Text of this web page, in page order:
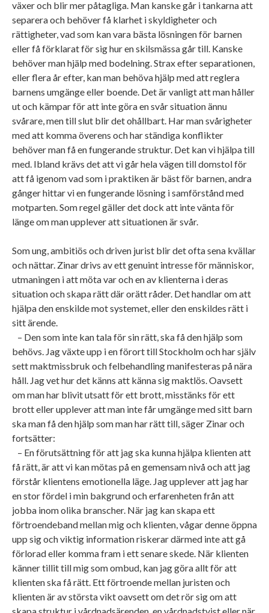
växer och blir mer påtagliga. Man kanske går i tankarna att
separera och behöver få klarhet i skyldigheter och
rättigheter, vad som kan vara bästa lösningen för barnen
eller få förklarat för sig hur en skilsmässa går till. Kanske
behöver man hjälp med bodelning. Strax efter separationen,
eller flera år efter, kan man behöva hjälp med att reglera
barnens umgänge eller boende. Det är vanligt att man håller
ut och kämpar för att inte göra en svår situation ännu
svårare, men till slut blir det ohållbart. Har man svårigheter
med att komma överens och har ständiga konflikter
behöver man få en fungerande struktur. Det kan vi hjälpa till
med. Ibland krävs det att vi går hela vägen till domstol för
att få igenom vad som i praktiken är bäst för barnen, andra
gånger hittar vi en fungerande lösning i samförstånd med
motparten. Som regel gäller det dock att inte vänta för
länge om man upplever att situationen är svår.
Som ung, ambitiös och driven jurist blir det ofta sena kvällar
och nättar. Zinar drivs av ett genuint intresse för människor,
utmaningen i att möta var och en av klienterna i deras
situation och skapa rätt där orätt råder. Det handlar om att
hjälpa den enskilde mot systemet, eller den enskildes rätt i
sitt ärende.
– Den som inte kan tala för sin rätt, ska få den hjälp som
behövs. Jag växte upp i en förort till Stockholm och har själv
sett maktmissbruk och felbehandling manifesteras på nära
håll. Jag vet hur det känns att känna sig maktlös. Oavsett
om man har blivit utsatt för ett brott, misstänks för ett
brott eller upplever att man inte får umgänge med sitt barn
ska man få den hjälp som man har rätt till, säger Zinar och
fortsätter:
– En förutsättning för att jag ska kunna hjälpa klienten att
få rätt, är att vi kan mötas på en gemensam nivå och att jag
förstår klientens emotionella läge. Jag upplever att jag har
en stor fördel i min bakgrund och erfarenheten från att
jobba inom olika branscher. När jag kan skapa ett
förtroendeband mellan mig och klienten, vågar denne öppna
upp sig och viktig information riskerar därmed inte att gå
förlorad eller komma fram i ett senare skede. När klienten
känner tillit till mig som ombud, kan jag göra allt för att
klienten ska få rätt. Ett förtroende mellan juristen och
klienten är av största vikt oavsett om det rör sig om att
skapa struktur i vårdnadsärenden, en vårdnadstvist eller när